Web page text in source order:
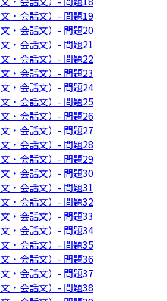
・会話文）- 問題19
・会話文）- 問題20
・会話文）- 問題21
・会話文）- 問題22
・会話文）- 問題23
・会話文）- 問題24
・会話文）- 問題25
・会話文）- 問題26
・会話文）- 問題27
・会話文）- 問題28
・会話文）- 問題29
・会話文）- 問題30
・会話文）- 問題31
・会話文）- 問題32
・会話文）- 問題33
・会話文）- 問題34
・会話文）- 問題35
・会話文）- 問題36
・会話文）- 問題37
・会話文）- 問題38